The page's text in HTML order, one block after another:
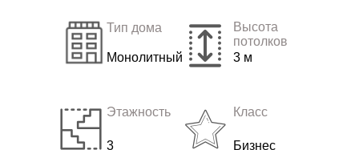
Этажность
3
Класс
Бизнес
Тип дома
Монолитный
Высота
потолков
3 м